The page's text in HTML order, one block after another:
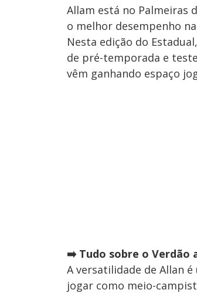
Allam está no Palmeiras
o melhor desempenho
Nesta edição do
de pré-temporada e
vêm ganhando espaço
➡️ Tudo sobre o Verdão
A versatilidade de Allan
jogar como meio-